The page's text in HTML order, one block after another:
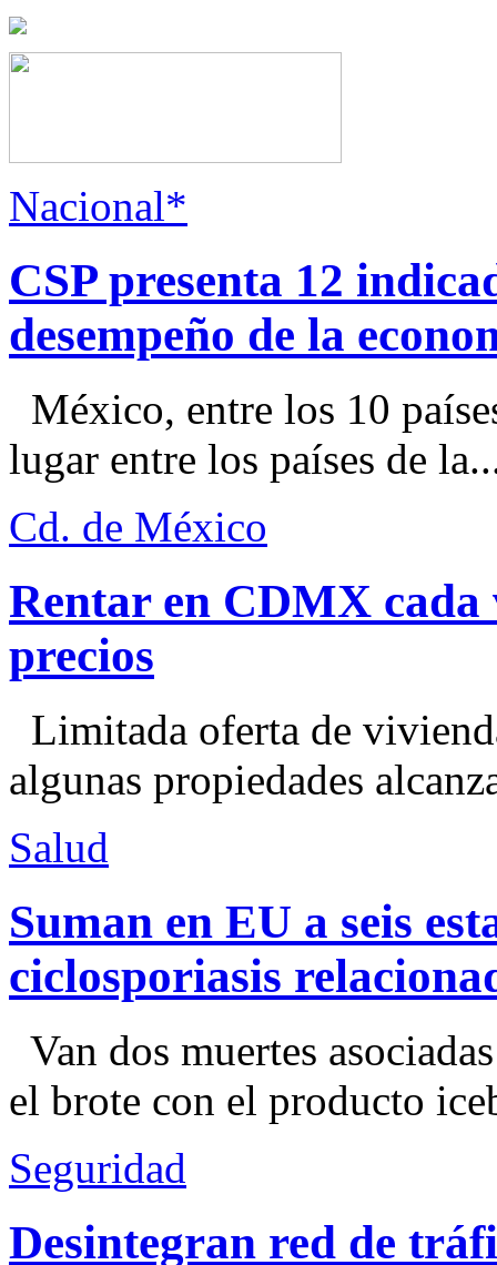
Nacional*
CSP presenta 12
desempeño de la
México, entre los 10
lugar entre los países de
Cd. de México
Rentar en CDMX cada
precios
Limitada oferta de
algunas propiedades
Salud
Suman en EU a seis
ciclosporiasis
Van dos muertes
el brote con el producto
Seguridad
Desintegran red de